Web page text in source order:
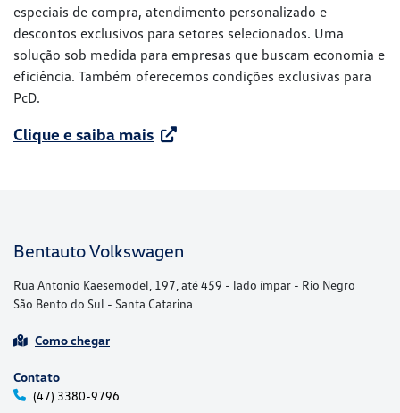
especiais de compra, atendimento personalizado e
descontos exclusivos para setores selecionados. Uma
solução sob medida para empresas que buscam economia e
eficiência. Também oferecemos condições exclusivas para
PcD.
Clique e saiba mais
Bentauto Volkswagen
Rua Antonio Kaesemodel, 197, até 459 - lado ímpar - Rio Negro
São Bento do Sul - Santa Catarina
Como chegar
Contato
(47) 3380-9796